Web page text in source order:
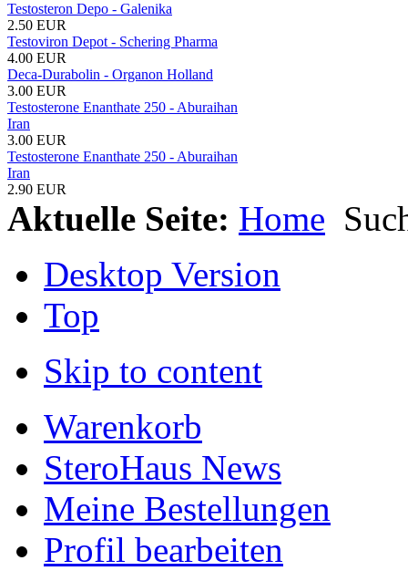
Testosteron Depo - Galenika
2.50 EUR
Testoviron Depot - Schering Pharma
4.00 EUR
Deca-Durabolin - Organon Holland
3.00 EUR
Testosterone Enanthate 250 - Aburaihan
Iran
3.00 EUR
Testosterone Enanthate 250 - Aburaihan
Iran
2.90 EUR
Aktuelle Seite: Home
Desktop Version
Top
Skip to content
Warenkorb
SteroHaus News
Meine Bestellungen
Profil bearbeiten